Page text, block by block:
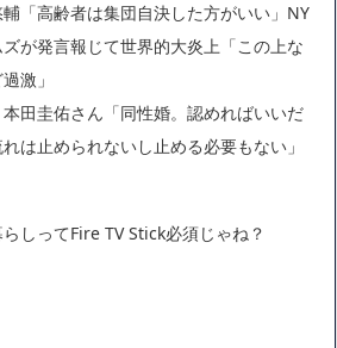
「高齢者は集団自決した方がいい」NY
ズが発言報じて世界的大炎上「この上な
激」
田圭佑さん「同性婚。認めればいいだ
は止められないし止める必要もない」
しってFire TV Stick必須じゃね？